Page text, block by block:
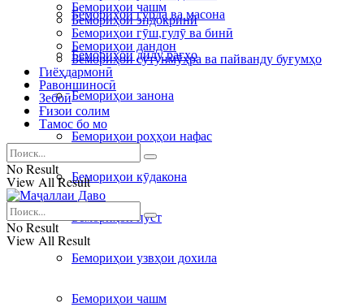
Бемориҳои гурда ва масона
Бемориҳои дилу рагҳо
Бемориҳои занона
Бемориҳои роҳҳои нафас
Бемориҳои кӯдакона
Бемориҳои пӯст
Бемориҳои узвҳои дохила
Бемориҳои чашм
Бемориҳои чашм
Бемориҳои эндокринӣ
Бемориҳои гӯш,гулӯ ва бинӣ
Бемориҳои дандон
Бемориҳои сутунмӯҳра ва пайванду буғумҳо
Гиёҳдармонӣ
Равоншиносӣ
Зебоӣ
Ғизои солим
Тамос бо мо
No Result
View All Result
No Result
View All Result